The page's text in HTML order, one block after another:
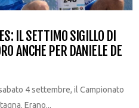
IL SETTIMO SIGILLO DI
ANCHE PER DANIELE DE
4 settembre, il Campionato
Erano...